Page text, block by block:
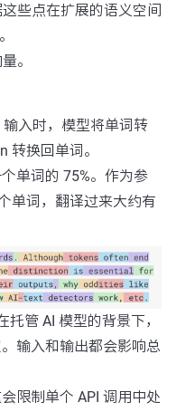
些点在扩展的语义空间
。
入时，模型将单词转
转换回单词。
单词的 75%。作为参
单词，翻译过来大约有
托管 AI 模型的背景下，
输入和输出都会影响总
限制单个 API 调用中处